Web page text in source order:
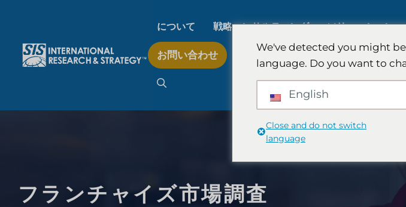
について 戦略コンサルティング ソリューション
AI市場調査
消費者市場調査
国際
質的
お問い合わせ
フランチャイズ市場調査
We've detected you might
language. Do you want to
English
Close and do not switch
language